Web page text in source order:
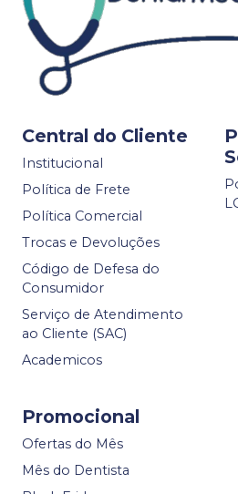
Central do Cliente
Institucional
Política de Frete
Política Comercial
Trocas e Devoluções
Código de Defesa do
Consumidor
Serviço de Atendimento
ao Cliente (SAC)
Academicos
Promocional
Ofertas do Mês
Mês do Dentista